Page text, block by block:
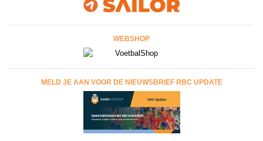
WEBSHOP
MELD JE AAN VOOR DE NIEUWSBRIEF RBC UPDATE